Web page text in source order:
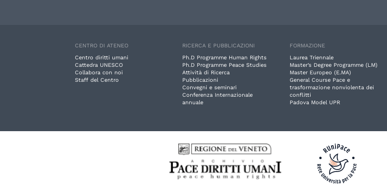
CENTRO DI ATENEO
Centro diritti umani
Cattedra UNESCO
Collabora con noi
Staff del Centro
RICERCA E PUBBLICAZIONI
Ph.D Programme Human Rights
Ph.D Programme Peace Studies
Attività di Ricerca
Pubblicazioni
Convegni e seminari
Conferenza Internazionale
annuale
FORMAZIONE
Laurea Triennale
Master’s Degree Programme (LM)
Master Europeo (E.MA)
General Course Pace e
trasformazione nonviolenta dei
conflitti
Padova Model UPR